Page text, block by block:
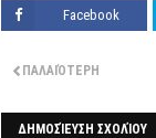
Facebook
ΠΑΛΑΙΌΤΕΡΗ
ΔΗΜΟΣΊΕΥΣΗ ΣΧΟΛΊΟΥ